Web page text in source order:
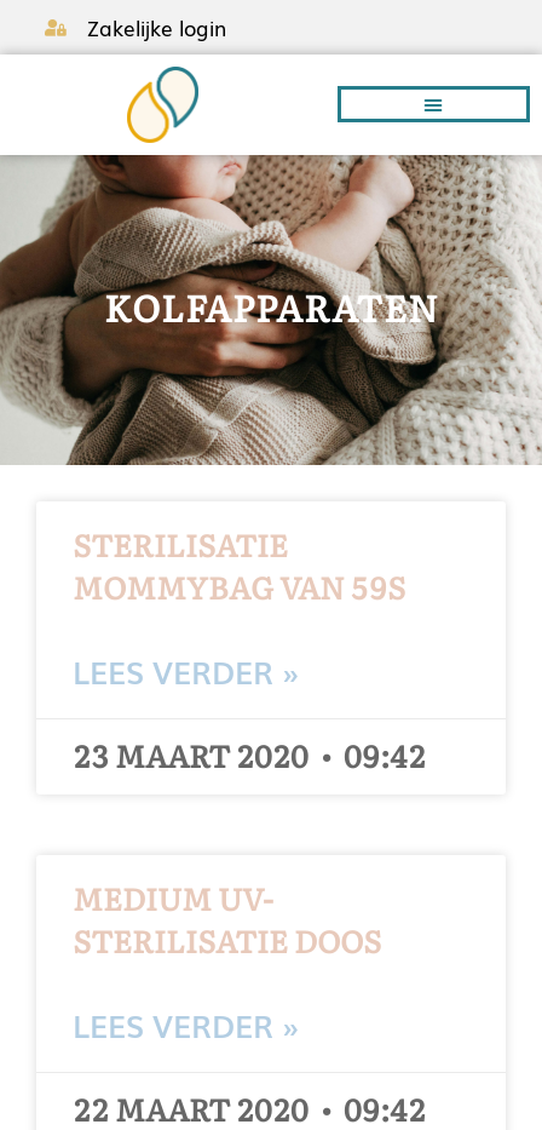
Zakelijke login
KOLFAPPARATEN
STERILISATIE
MOMMYBAG VAN 59S
LEES VERDER »
23 MAART 2020 09:42
MEDIUM UV-
STERILISATIE DOOS
LEES VERDER »
22 MAART 2020 09:42